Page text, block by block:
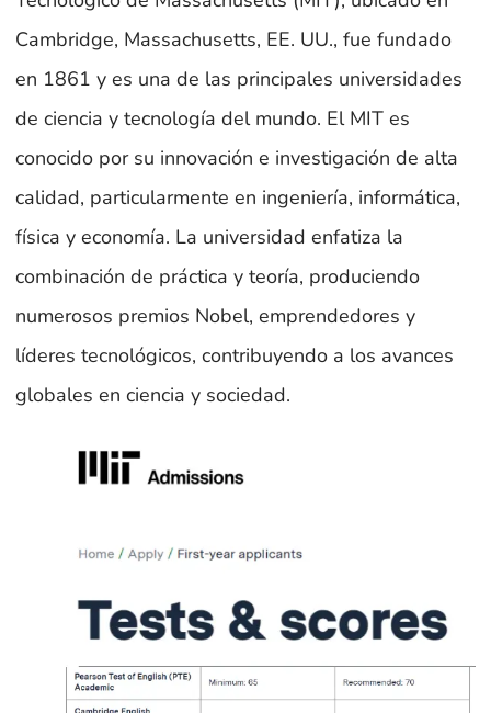
Cambridge, Massachusetts, EE. UU., fue fundado
en 1861 y es una de las principales universidades
de ciencia y tecnología del mundo. El MIT es
conocido por su innovación e investigación de alta
calidad, particularmente en ingeniería, informática,
física y economía. La universidad enfatiza la
combinación de práctica y teoría, produciendo
numerosos premios Nobel, emprendedores y
líderes tecnológicos, contribuyendo a los avances
globales en ciencia y sociedad.